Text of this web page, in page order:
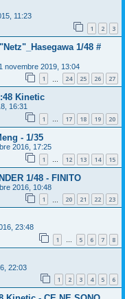
11:23
1 2 3
1/48 #
novembre 2019, 13:04
1 24 25 26 27
Kinetic
16:31
1 … 17 18 19 20
- 1/35
2016, 17:25
1 … 12 13 14 15
1/48 - FINITO
2016, 10:48
1 20 21 22 23
23:48
1 … 5 6 7 8
22:03
1 2 3 4 5 6